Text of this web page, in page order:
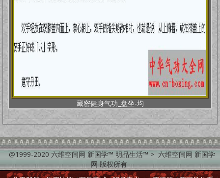
藏密健身气功_盘坐-均
@1999-2020 六维空间网 新国学™ 明品生活™ > 六维空间网 新国学
网 版权所有